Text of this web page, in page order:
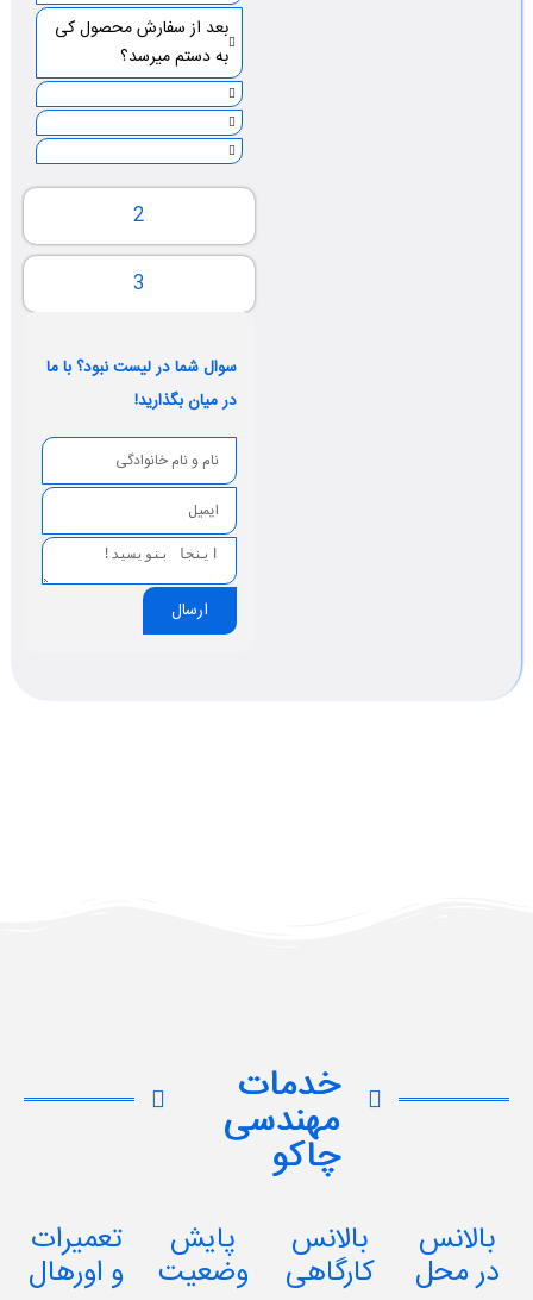
2
3
بعد از سفارش محصول کی
به دستم میرسد؟
سوال شما در لیست نبود؟ با ما
در میان بگذارید!
ارسال
خدمات
مهندسی
چاکو
بالانس
در محل
بالانس
کارگاهی
پایش
وضعیت
تعمیرات
و اورهال